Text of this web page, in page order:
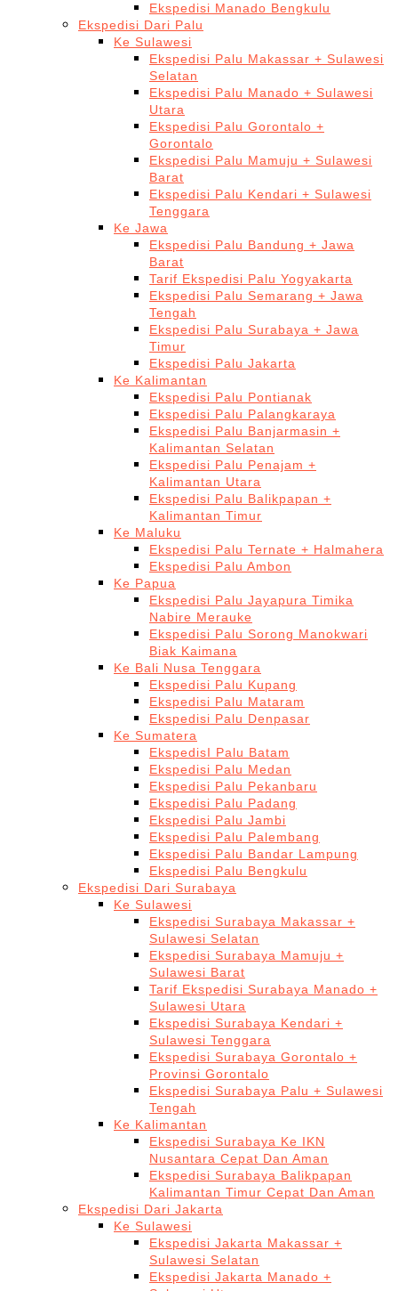
Ekspedisi Manado Bengkulu
Ekspedisi Dari Palu
Ke Sulawesi
Ekspedisi Palu Makassar + Sulawesi
Selatan
Ekspedisi Palu Manado + Sulawesi
Utara
Ekspedisi Palu Gorontalo +
Gorontalo
Ekspedisi Palu Mamuju + Sulawesi
Barat
Ekspedisi Palu Kendari + Sulawesi
Tenggara
Ke Jawa
Ekspedisi Palu Bandung + Jawa
Barat
Tarif Ekspedisi Palu Yogyakarta
Ekspedisi Palu Semarang + Jawa
Tengah
Ekspedisi Palu Surabaya + Jawa
Timur
Ekspedisi Palu Jakarta
Ke Kalimantan
Ekspedisi Palu Pontianak
Ekspedisi Palu Palangkaraya
Ekspedisi Palu Banjarmasin +
Kalimantan Selatan
Ekspedisi Palu Penajam +
Kalimantan Utara
Ekspedisi Palu Balikpapan +
Kalimantan Timur
Ke Maluku
Ekspedisi Palu Ternate + Halmahera
Ekspedisi Palu Ambon
Ke Papua
Ekspedisi Palu Jayapura Timika
Nabire Merauke
Ekspedisi Palu Sorong Manokwari
Biak Kaimana
Ke Bali Nusa Tenggara
Ekspedisi Palu Kupang
Ekspedisi Palu Mataram
Ekspedisi Palu Denpasar
Ke Sumatera
EkspedisI Palu Batam
Ekspedisi Palu Medan
Ekspedisi Palu Pekanbaru
Ekspedisi Palu Padang
Ekspedisi Palu Jambi
Ekspedisi Palu Palembang
Ekspedisi Palu Bandar Lampung
Ekspedisi Palu Bengkulu
Ekspedisi Dari Surabaya
Ke Sulawesi
Ekspedisi Surabaya Makassar +
Sulawesi Selatan
Ekspedisi Surabaya Mamuju +
Sulawesi Barat
Tarif Ekspedisi Surabaya Manado +
Sulawesi Utara
Ekspedisi Surabaya Kendari +
Sulawesi Tenggara
Ekspedisi Surabaya Gorontalo +
Provinsi Gorontalo
Ekspedisi Surabaya Palu + Sulawesi
Tengah
Ke Kalimantan
Ekspedisi Surabaya Ke IKN
Nusantara Cepat Dan Aman
Ekspedisi Surabaya Balikpapan
Kalimantan Timur Cepat Dan Aman
Ekspedisi Dari Jakarta
Ke Sulawesi
Ekspedisi Jakarta Makassar +
Sulawesi Selatan
Ekspedisi Jakarta Manado +